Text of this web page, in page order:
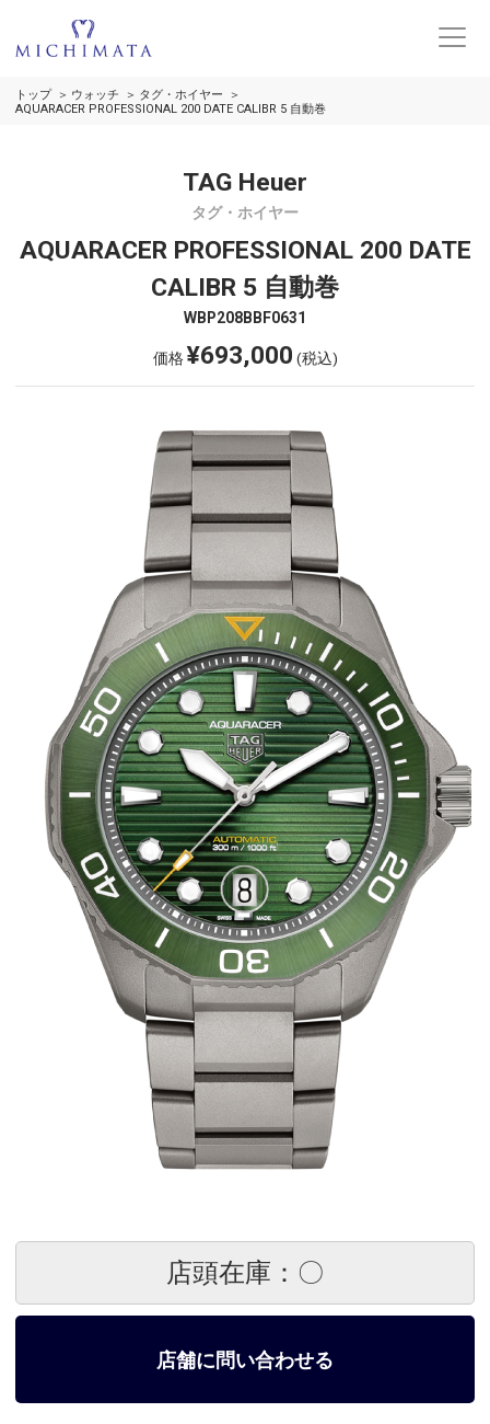
トップ ウォッチ
タグ・ホイヤー
AQUARACER PROFESSIONAL 200 DATE CALIBR 5 自動巻
TAG Heuer
タグ・ホイヤー
AQUARACER PROFESSIONAL 200 DATE
CALIBR 5 自動巻
WBP208BBF0631
価格¥693,000 (税込)
店頭在庫：〇
店舗に問い合わせる